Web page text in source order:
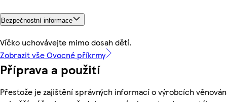
Bezpečnostní informace
Víčko uchovávejte mimo dosah dětí.
Zobrazit vše Ovocné příkrmy
Příprava a použití
Přestože je zajištění správných informací o výrobcích